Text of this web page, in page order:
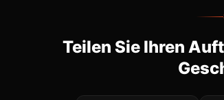
Teilen Sie Ihren